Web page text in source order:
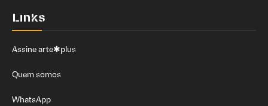
Links
Assine arte✱plus
Quem somos
WhatsApp